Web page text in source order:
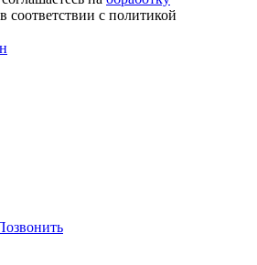
в соответствии с политикой